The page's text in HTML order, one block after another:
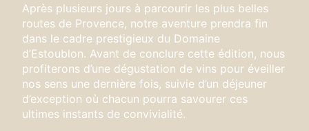
Après plusieurs jours à parcourir les plus belles
routes de Provence, notre aventure prendra fin
dans le cadre prestigieux du Domaine
d’Estoublon. Avant de conclure cette édition, nous
profiterons d’une dégustation de vins pour éveiller
nos sens une dernière fois, suivie d’un déjeuner
d’exception où chacun pourra savourer ces
ultimes instants de convivialité.